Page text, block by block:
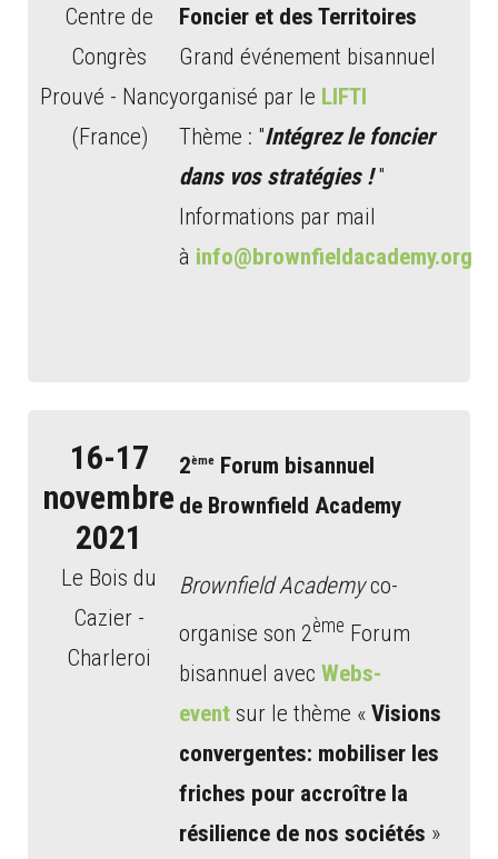
Centre de
Congrès
Prouvé - Nancy
(France)
Foncier et des Territoires
Grand événement bisannuel
organisé par le LIFTI
Thème : "Intégrez le foncier
dans vos stratégies !"
Informations par mail
à info@brownfieldacademy.org
16-17
novembre
2021
Le Bois du
Cazier -
Charleroi
2ème Forum bisannuel
de Brownfield Academy
Brownfield Academyco-
organise son 2ème Forum
bisannuel avec Webs-
event sur le thème « Visions
convergentes: mobiliser les
friches pour accroître la
résilience de nos sociétés »